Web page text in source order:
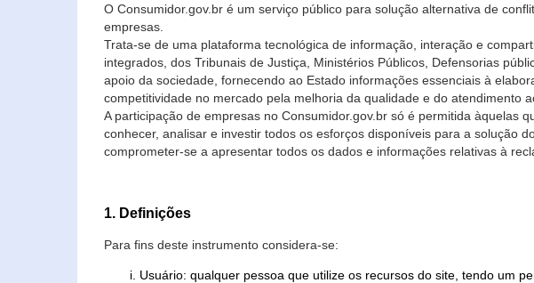
O Consumidor.gov.br é um serviço público para solução alternativa de
empresas.
Trata-se de uma plataforma tecnológica de informação, interação e
integrados, dos Tribunais de Justiça, Ministérios Públicos, Defensorias
apoio da sociedade, fornecendo ao Estado informações essenciais à
competitividade no mercado pela melhoria da qualidade e do atendimento
A participação de empresas no Consumidor.gov.br só é permitida àquelas
conhecer, analisar e investir todos os esforços disponíveis para a solução
comprometer-se a apresentar todos os dados e informações relativas à
1. Definições
Para fins deste instrumento considera-se:
Usuário: qualquer pessoa que utilize os recursos do site, tendo um